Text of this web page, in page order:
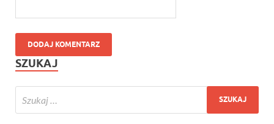
SZUKAJ